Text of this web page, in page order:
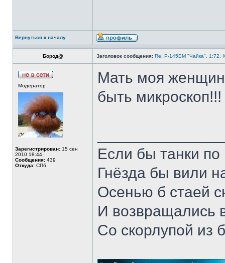
Вернуться к началу
Бород@ Заголовок сообщения: Re: Р-145БМ "Чайка", 1:72,
Модератор
Зарегистрирован: 15 сен
2010 18:44
Сообщения: 439
Откуда: СПб
Мать моя
быть
Если бы танки по
Гнёзда бы вили
Осенью б стаей
И возвращались
Со скорлупой из